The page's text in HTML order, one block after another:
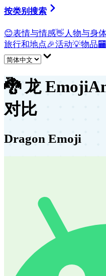
按类别搜索
😊表情与情感👋 人物与身
旅行和地点🎉活动💡物品🏧
🐉 龙 Emoji
对比
Dragon Emoji